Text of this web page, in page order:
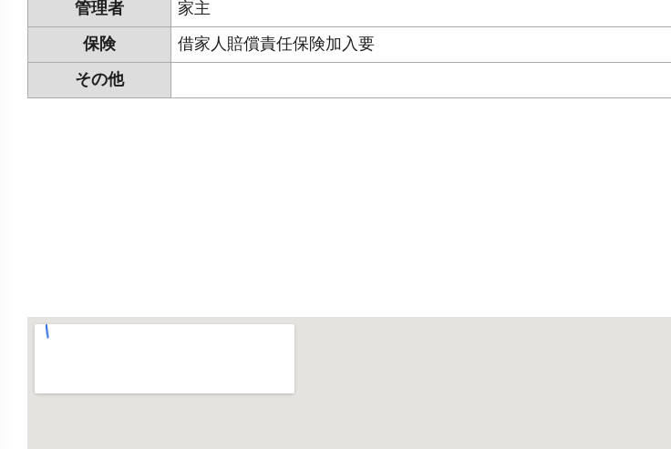
管理者 家主
保険 借家人賠償責任保険加入要
その他